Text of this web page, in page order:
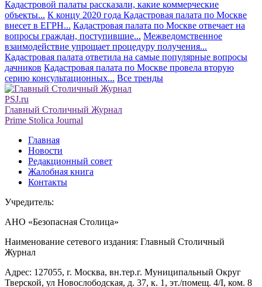
Кадастровой палаты рассказали, какие коммерческие
объекты... К концу 2020 года Кадастровая палата по Москве
внесет в ЕГРН... Кадастровая палата по Москве отвечает на
вопросы граждан, поступившие... Межведомственное
взаимодействие упрощает процедуру получения...
Кадастровая палата ответила на самые популярные вопросы
дачников Кадастровая палата по Москве провела вторую
серию консультационных... Все тренды
PSJ.ru
Главный Столичный Журнал
Prime Stolica Journal
Главная
Новости
Редакционный совет
Жалобная книга
Контакты
Учредитель:
АНО «Безопасная Столица»
Наименование сетевого издания: Главный Столичный
Журнал
Адрес: 127055, г. Москва, вн.тер.г. Муниципальный Округ
Тверской, ул Новослободская, д. 37, к. 1, эт./помещ. 4/I, ком. 8